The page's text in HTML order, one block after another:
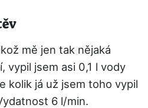
mě jen tak nějaká
vypil jsem asi 0,1 l vody
kolik já už jsem toho vypil
6 l/min.